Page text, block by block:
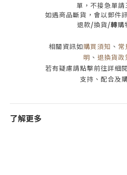
單， 不接急單請
如遇商品斷貨，會以郵件
退款/換貨/轉購
相關資訊如購買須知 、 常
明 、 退換貨政
若有疑慮請點擊前往詳細
支持、配合及
了解更多